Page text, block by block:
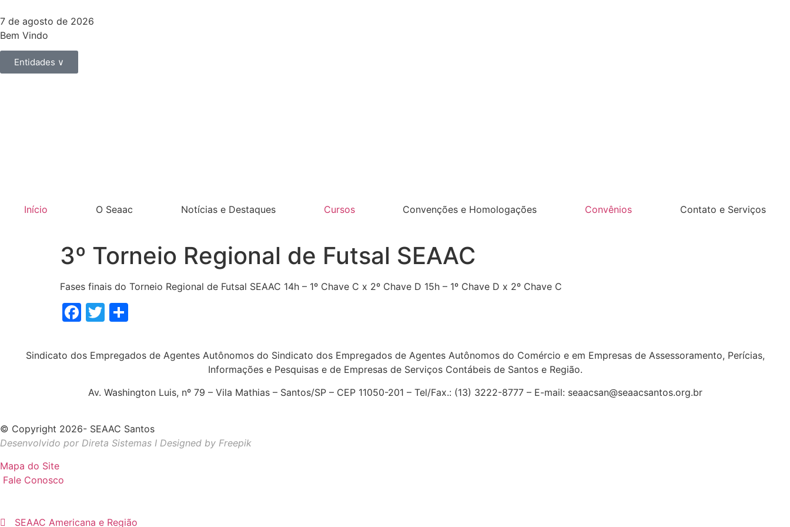
7 de agosto de 2026
Bem Vindo
Entidades ∨
Início O Seaac Notícias e Destaques Cursos Convenções e Homologações Convênios Contato e Serviços
3º Torneio Regional de Futsal SEAAC
Fases finais do Torneio Regional de Futsal SEAAC 14h – 1º Chave C x 2º Chave D 15h – 1º Chave D x 2º Chave C
Facebook
Twitter
Sindicato dos Empregados de Agentes Autônomos do Sindicato dos Empregados de Agentes Autônomos do Comércio e em Empresas de Assessoramento, Perícias,
Informações e Pesquisas e de Empresas de Serviços Contábeis de Santos e Região.
Av. Washington Luis, nº 79 – Vila Mathias – Santos/SP – CEP 11050-201 – Tel/Fax.: (13) 3222-8777 – E-mail: seaacsan@seaacsantos.org.br
© Copyright 2026- SEAAC Santos
Desenvolvido por Direta Sistemas I Designed by Freepik
Mapa do Site
Fale Conosco
SEAAC Americana e Região